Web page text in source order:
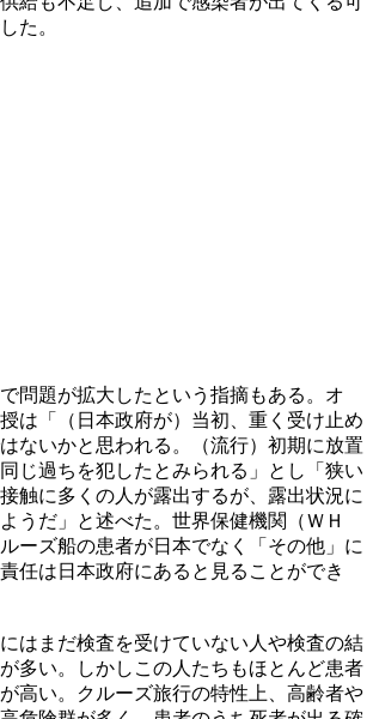
た。
問題が拡大したという指摘もある。オ
は「（日本政府が）当初、重く受け止め
ないかと思われる。（流行）初期に放置
じ過ちを犯したとみられる」とし「狭い
触に多くの人が露出するが、露出状況に
うだ」と述べた。世界保健機関（ＷＨ
ーズ船の患者が日本でなく「その他」に
任は日本政府にあると見ることができ
はまだ検査を受けていない人や検査の結
多い。しかしこの人たちもほとんど患者
高い。クルーズ旅行の特性上、高齢者や